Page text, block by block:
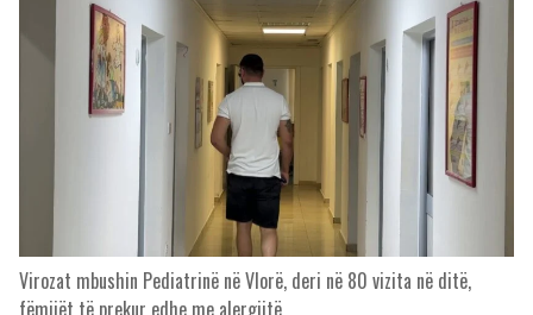
Virozat mbushin Pediatrinë në Vlorë, deri në 80 vizita në ditë,
fëmijët të prekur edhe me alergjitë